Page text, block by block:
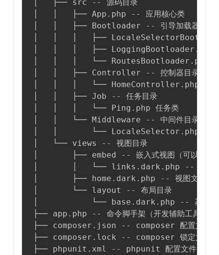
│   ├── src -- 源码目录
│   │   ├── App.php -- 应用核心类
│   │   ├── Bootloader -- 引导加载器目录
│   │   │   ├──
│   │   │   ├── LoggingBootloader.php
│   │   │   └── RoutesBootloader.php --
│   │   ├── Controller -- 控制器目录
│   │   │   └── HomeController.php --
│   │   ├── Job -- 任务目录
│   │   │   └── Ping.php 任务类
│   │   └── Middleware -- 中间件目录
│   │       └── LocaleSelector.php -- 语
│   └── views -- 视图目录
│       ├── embed -- 嵌入式视图（可以理解为
│       │   └── links.dark.php -- 嵌入式
│       ├── home.dark.php -- 视图文件
│       └── layout -- 布局目录
│           └── base.dark.php -- 基础布
├── app.php -- 命令脚手架（开发辅助工具）
├── composer.json -- composer 配置文件
├── composer.lock -- composer 锁定文件
├── phpunit.xml -- phpunit 配置文件